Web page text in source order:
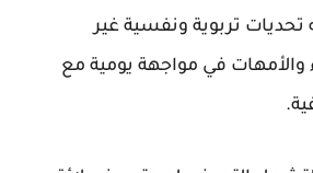
تربوية ونفسية غير
في مواجهة يومية مع